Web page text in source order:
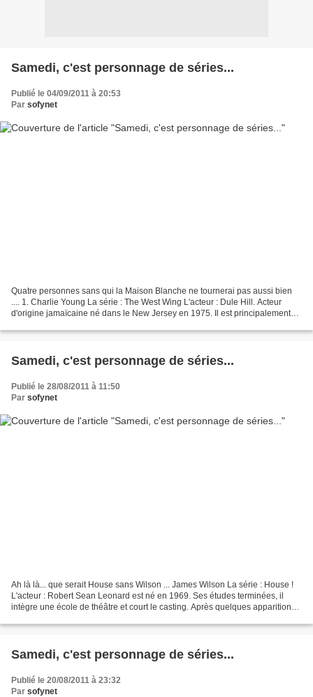
Samedi, c'est personnage de séries...
Publié le 04/09/2011 à 20:53
Par sofynet
Quatre personnes sans qui la Maison Blanche ne tournerai pas aussi bien
.... 1. Charlie Young La série : The West Wing L'acteur : Dule Hill. Acteur
d'origine jamaïcaine né dans le New Jersey en 1975. Il est principalement
Samedi, c'est personnage de séries...
Publié le 28/08/2011 à 11:50
Par sofynet
Ah là là... que serait House sans Wilson ... James Wilson La série : House !
L'acteur : Robert Sean Leonard est né en 1969. Ses études terminées, il
intègre une école de théâtre et court le casting. Après quelques apparitions,
Samedi, c'est personnage de séries...
Publié le 20/08/2011 à 23:32
Par sofynet